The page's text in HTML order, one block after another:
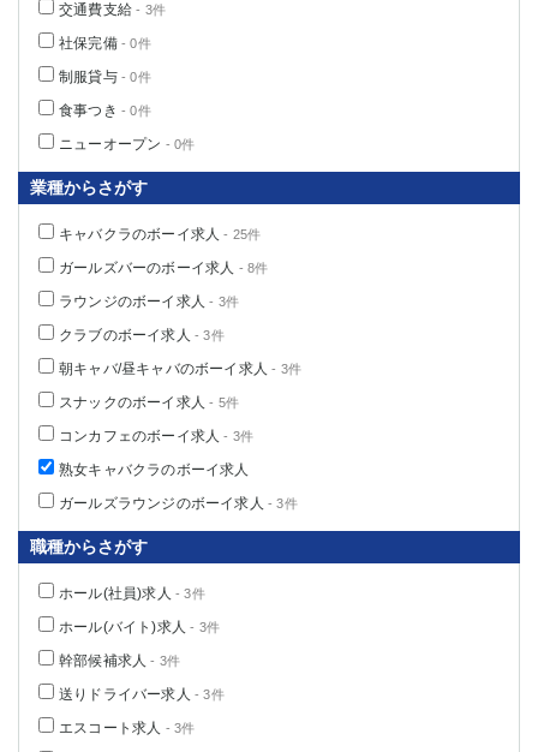
交通費支給 - 3件
社保完備- 0件
制服貸与- 0件
食事つき - 0件
ニューオープン - 0件
業種からさがす
キャバクラのボーイ求人 - 25件
ガールズバーのボーイ求人 - 8件
ラウンジのボーイ求人 - 3件
クラブのボーイ求人 - 3件
朝キャバ/昼キャバのボーイ求人 - 3件
スナックのボーイ求人 - 5件
コンカフェのボーイ求人 - 3件
熟女キャバクラのボーイ求人
ガールズラウンジのボーイ求人 - 3件
職種からさがす
ホール(社員)求人 - 3件
ホール(バイト)求人 - 3件
幹部候補求人 - 3件
送りドライバー求人 - 3件
エスコート求人 - 3件